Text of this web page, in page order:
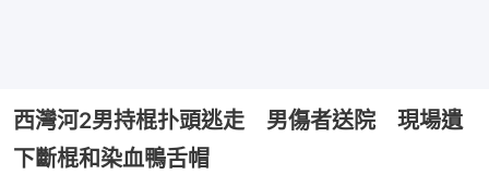
西灣河2男持棍扑頭逃走 男傷者送院 現場遺
下斷棍和染血鴨舌帽